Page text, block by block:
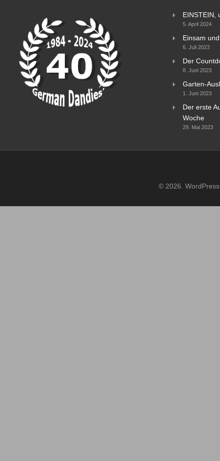
EINSTEIN,
5. April 2024
Einsam
6. Juli 2023
Der
8. Juni 2023
Garten-
1. Juni 2023
Der erste
Woche
29. Mai 2023
© 2026.